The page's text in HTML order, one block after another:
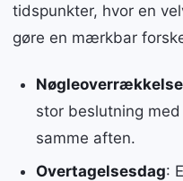
tidspunkter, hvor en
gøre en mærkbar
Nøgleoverrækkelse
stor beslutning
samme aften.
Overtagelsesdag: